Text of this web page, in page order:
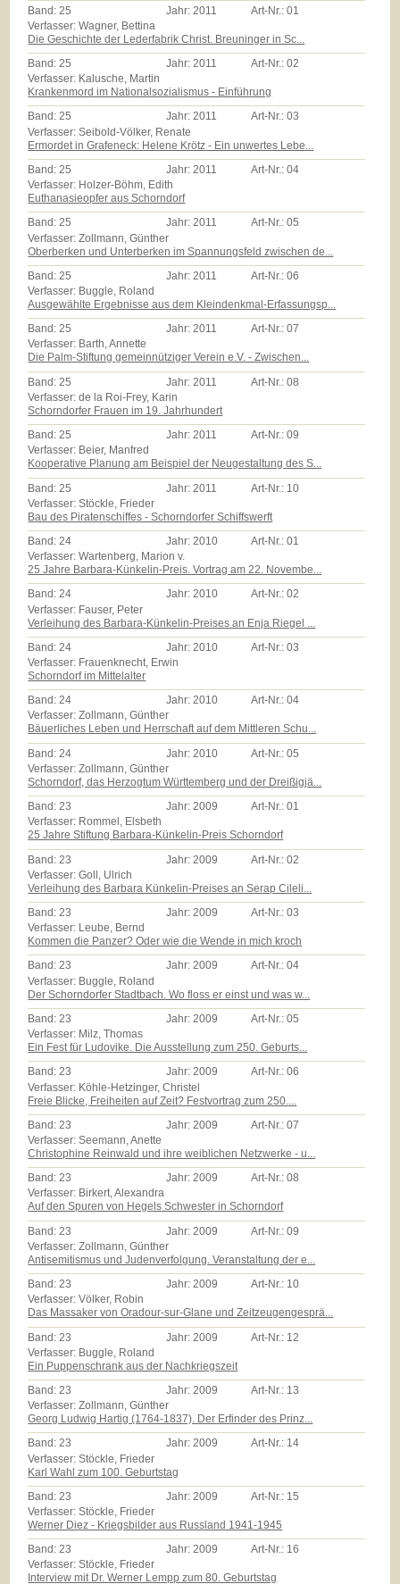
Band: 25 Jahr: 2011 Art-Nr.:01
Verfasser: Wagner, Bettina
Die Geschichte der Lederfabrik Christ. Breuninger in Sc...
Band:25 Jahr:2011 Art-Nr.:02
Verfasser: Kalusche, Martin
Krankenmord im Nationalsozialismus - Einführung
Band:25 Jahr:2011 Art-Nr.:03
Verfasser: Seibold-Völker, Renate
Ermordet in Grafeneck: Helene Krötz - Ein unwertes Lebe...
Band:25 Jahr:2011 Art-Nr.:04
Verfasser: Holzer-Böhm, Edith
Euthanasieopfer aus Schorndorf
Band:25 Jahr:2011 Art-Nr.:05
Verfasser: Zollmann, Günther
Oberberken und Unterberken im Spannungsfeld zwischen de...
Band: 25 Jahr: 2011 Art-Nr.:06
Verfasser: Buggle, Roland
Ausgewählte Ergebnisse aus dem Kleindenkmal-Erfassungsp...
Band:25 Jahr:2011 Art-Nr.:07
Verfasser: Barth, Annette
Die Palm-Stiftung gemeinnütziger Verein e.V. - Zwischen...
Band: 25 Jahr: 2011 Art-Nr.:08
Verfasser: de la Roi-Frey, Karin
Schorndorfer Frauen im 19. Jahrhundert
Band:25 Jahr:2011 Art-Nr.:09
Verfasser: Beier, Manfred
Kooperative Planung am Beispiel der Neugestaltung des S...
Band: 25 Jahr: 2011 Art-Nr.: 10
Verfasser: Stöckle, Frieder
Bau des Piratenschiffes - Schorndorfer Schiffswerft
Band:24 Jahr:2010 Art-Nr.:01
Verfasser: Wartenberg, Marion v.
25 Jahre Barbara-Künkelin-Preis. Vortrag am 22. Novembe...
Band:24 Jahr:2010 Art-Nr.:02
Verfasser: Fauser, Peter
Verleihung des Barbara-Künkelin-Preises an Enja Riegel ...
Band:24 Jahr:2010 Art-Nr.:03
Verfasser: Frauenknecht, Erwin
Schorndorf im Mittelalter
Band:24 Jahr:2010 Art-Nr.:04
Verfasser: Zollmann, Günther
Bäuerliches Leben und Herrschaft auf dem Mittleren Schu...
Band: 24 Jahr: 2010 Art-Nr.:05
Verfasser: Zollmann, Günther
Schorndorf, das Herzogtum Württemberg und der Dreißigjä...
Band:23 Jahr:2009 Art-Nr.:01
Verfasser: Rommel, Elsbeth
25 Jahre Stiftung Barbara-Künkelin-Preis Schorndorf
Band: 23 Jahr: 2009 Art-Nr.:02
Verfasser: Goll, Ulrich
Verleihung des Barbara Künkelin-Preises an Serap Cileli...
Band:23 Jahr:2009 Art-Nr.:03
Verfasser: Leube, Bernd
Kommen die Panzer? Oder wie die Wende in mich kroch
Band:23 Jahr:2009 Art-Nr.:04
Verfasser: Buggle, Roland
Der Schorndorfer Stadtbach. Wo floss er einst und was w...
Band:23 Jahr:2009 Art-Nr.:05
Verfasser: Milz, Thomas
Ein Fest für Ludovike. Die Ausstellung zum 250. Geburts...
Band:23 Jahr:2009 Art-Nr.:06
Verfasser: Köhle-Hetzinger, Christel
Freie Blicke, Freiheiten auf Zeit? Festvortrag zum 250....
Band: 23 Jahr: 2009 Art-Nr.:07
Verfasser: Seemann, Anette
Christophine Reinwald und ihre weiblichen Netzwerke - u...
Band:23 Jahr:2009 Art-Nr.:08
Verfasser: Birkert, Alexandra
Auf den Spuren von Hegels Schwester in Schorndorf
Band: 23 Jahr: 2009 Art-Nr.:09
Verfasser: Zollmann, Günther
Antisemitismus und Judenverfolgung. Veranstaltung der e...
Band:23 Jahr:2009 Art-Nr.: 10
Verfasser: Völker, Robin
Das Massaker von Oradour-sur-Glane und Zeitzeugengesprä...
Band: 23 Jahr: 2009 Art-Nr.: 12
Verfasser: Buggle, Roland
Ein Puppenschrank aus der Nachkriegszeit
Band:23 Jahr:2009 Art-Nr.: 13
Verfasser: Zollmann, Günther
Georg Ludwig Hartig (1764-1837). Der Erfinder des Prinz...
Band:23 Jahr:2009 Art-Nr.: 14
Verfasser: Stöckle, Frieder
Karl Wahl zum 100. Geburtstag
Band:23 Jahr:2009 Art-Nr.: 15
Verfasser: Stöckle, Frieder
Werner Diez - Kriegsbilder aus Russland 1941-1945
Band:23 Jahr:2009 Art-Nr.: 16
Verfasser: Stöckle, Frieder
Interview mit Dr. Werner Lempp zum 80. Geburtstag